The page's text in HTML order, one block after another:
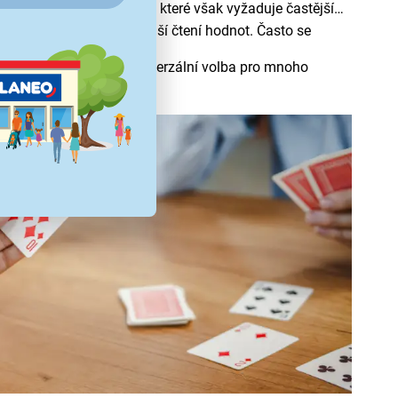
a tradičním vzhledem, které však vyžaduje častější
při hře a snadnější čtení hodnot. Často se
či Blackjack. Univerzální volba pro mnoho